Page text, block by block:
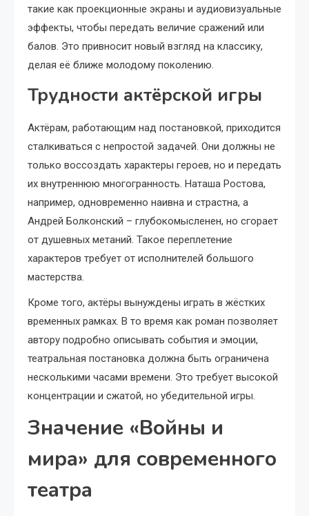
такие как проекционные экраны и аудиовизуальные
эффекты, чтобы передать величие сражений или
балов. Это привносит новый взгляд на классику,
делая её ближе молодому поколению.
Трудности актёрской игры
Актёрам, работающим над постановкой, приходится
сталкиваться с непростой задачей. Они должны не
только воссоздать характеры героев, но и передать
их внутреннюю многогранность. Наташа Ростова,
например, одновременно наивна и страстна, а
Андрей Болконский – глубокомысленен, но сгорает
от душевных метаний. Такое переплетение
характеров требует от исполнителей большого
мастерства.
Кроме того, актёры вынуждены играть в жёстких
временных рамках. В то время как роман позволяет
автору подробно описывать события и эмоции,
театральная постановка должна быть ограничена
несколькими часами времени. Это требует высокой
концентрации и сжатой, но убедительной игры.
Значение «Войны и
мира» для современного
театра